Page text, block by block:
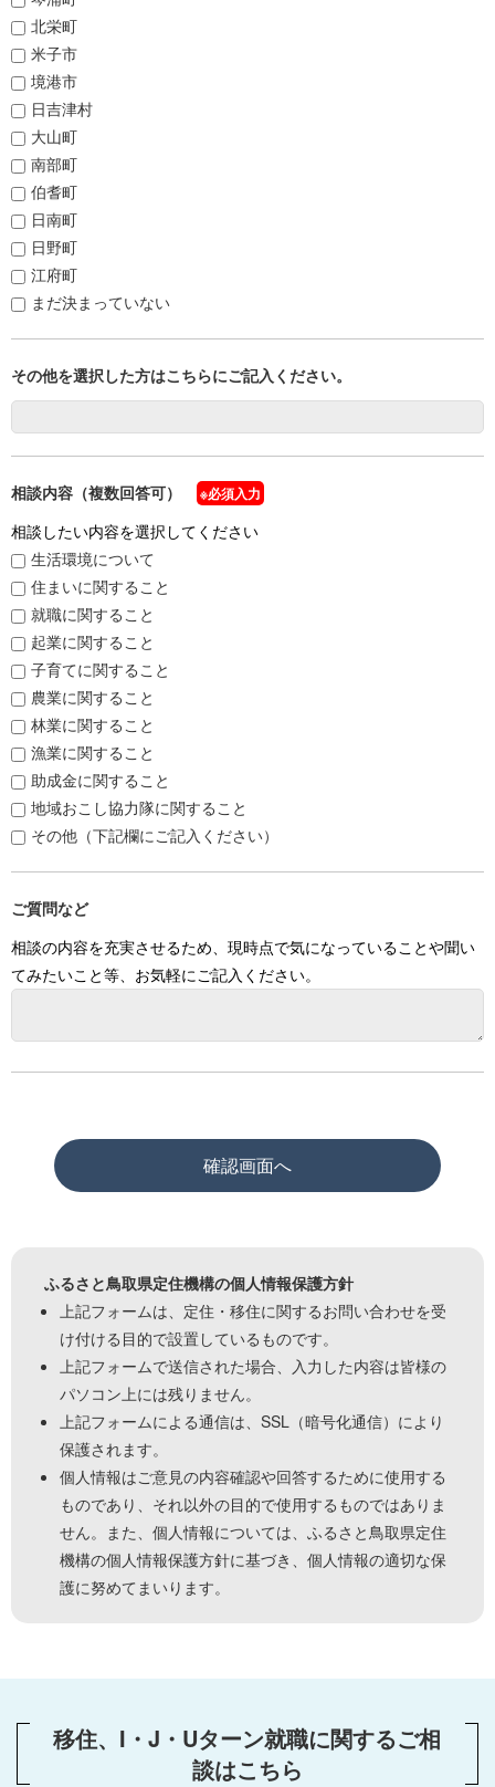
北栄町
米子市
境港市
日吉津村
大山町
南部町
伯耆町
日南町
日野町
江府町
まだ決まっていない
その他を選択した方はこちらにご記入ください。
相談内容（複数回答可） ※必須入力
相談したい内容を選択してください
生活環境について
住まいに関すること
就職に関すること
起業に関すること
子育てに関すること
農業に関すること
林業に関すること
漁業に関すること
助成金に関すること
地域おこし協力隊に関すること
その他（下記欄にご記入ください）
ご質問など
相談の内容を充実させるため、現時点で気になっていることや聞い
てみたいこと等、お気軽にご記入ください。
ふるさと鳥取県定住機構の個人情報保護方針
上記フォームは、定住・移住に関するお問い合わせを受
け付ける目的で設置しているものです。
上記フォームで送信された場合、入力した内容は皆様の
パソコン上には残りません。
上記フォームによる通信は、SSL（暗号化通信）により
保護されます。
個人情報はご意見の内容確認や回答するために使用する
ものであり、それ以外の目的で使用するものではありま
せん。また、個人情報については、ふるさと鳥取県定住
機構の個人情報保護方針に基づき、個人情報の適切な保
護に努めてまいります。
移住、I・J・Uターン就職に関するご相
談はこちら